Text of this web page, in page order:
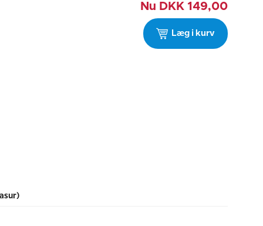
Nu DKK 149,00
Læg i kurv